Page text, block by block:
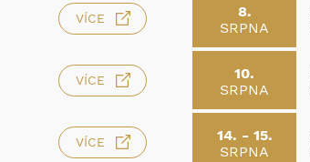
VÍCE
VÍCE
VÍCE
8.
SRPNA
10.
SRPNA
14. - 15.
SRPNA